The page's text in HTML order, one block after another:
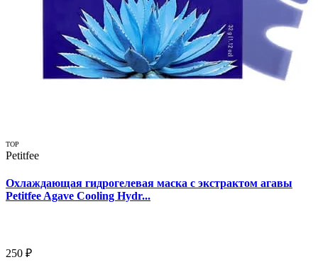
TOP
Petitfee
Охлаждающая гидрогелевая маска с экстрактом агавы
Petitfee Agave Cooling Hydr...
250 ₽